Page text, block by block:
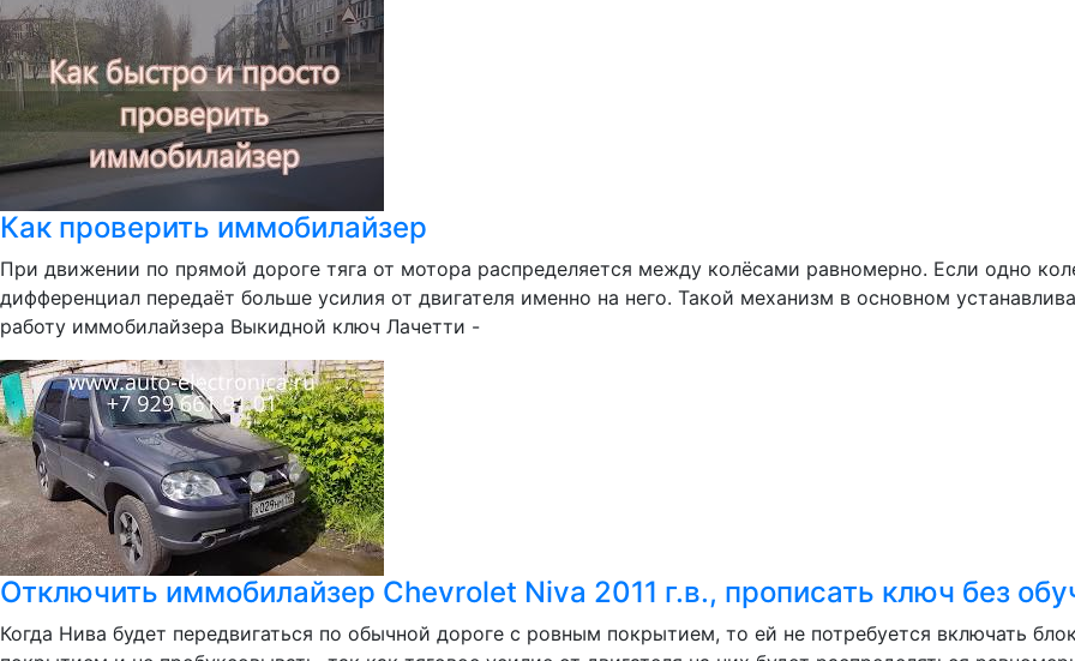
Как проверить иммобилайзер
При движении по прямой дороге тяга от мотора распределяется между колёсами равномерно. Если одно
дифференциал передаёт больше усилия от двигателя именно на него. Такой механизм в основном
работу иммобилайзера Выкидной ключ Лачетти -
Отключить иммобилайзер Chevrolet Niva 2011 г.в., прописать ключ без
Когда Нива будет передвигаться по обычной дороге с ровным покрытием, то ей не потребуется включать